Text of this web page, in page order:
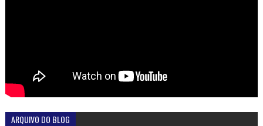
ARQUIVO DO BLOG